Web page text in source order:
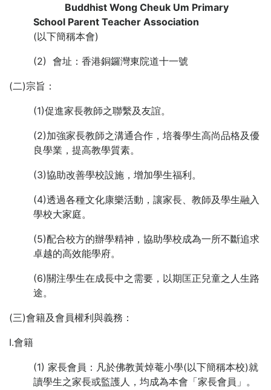
Buddhist Wong Cheuk Um Primary
School Parent Teacher Association
(以下簡稱本會)
(2) 會址：香港銅鑼灣東院道十一號
(二)宗旨：
(1)促進家長教師之聯繫及友誼。
(2)加強家長教師之溝通合作，培養學生高尚品格及優
良學業，提高教學質素。
(3)協助改善學校設施，增加學生福利。
(4)透過各種文化康樂活動，讓家長、教師及學生融入
學校大家庭。
(5)配合校方的辦學精神，協助學校成為一所不斷追求
卓越的高效能學府。
(6)關注學生在成長中之需要，以期匡正兒童之人生路
途。
(三)會籍及會員權利與義務：
Ⅰ.會籍
(1) 家長會員：凡於佛教黃焯菴小學(以下簡稱本校)就
讀學生之家長或監護人，均成為本會「家長會員」。